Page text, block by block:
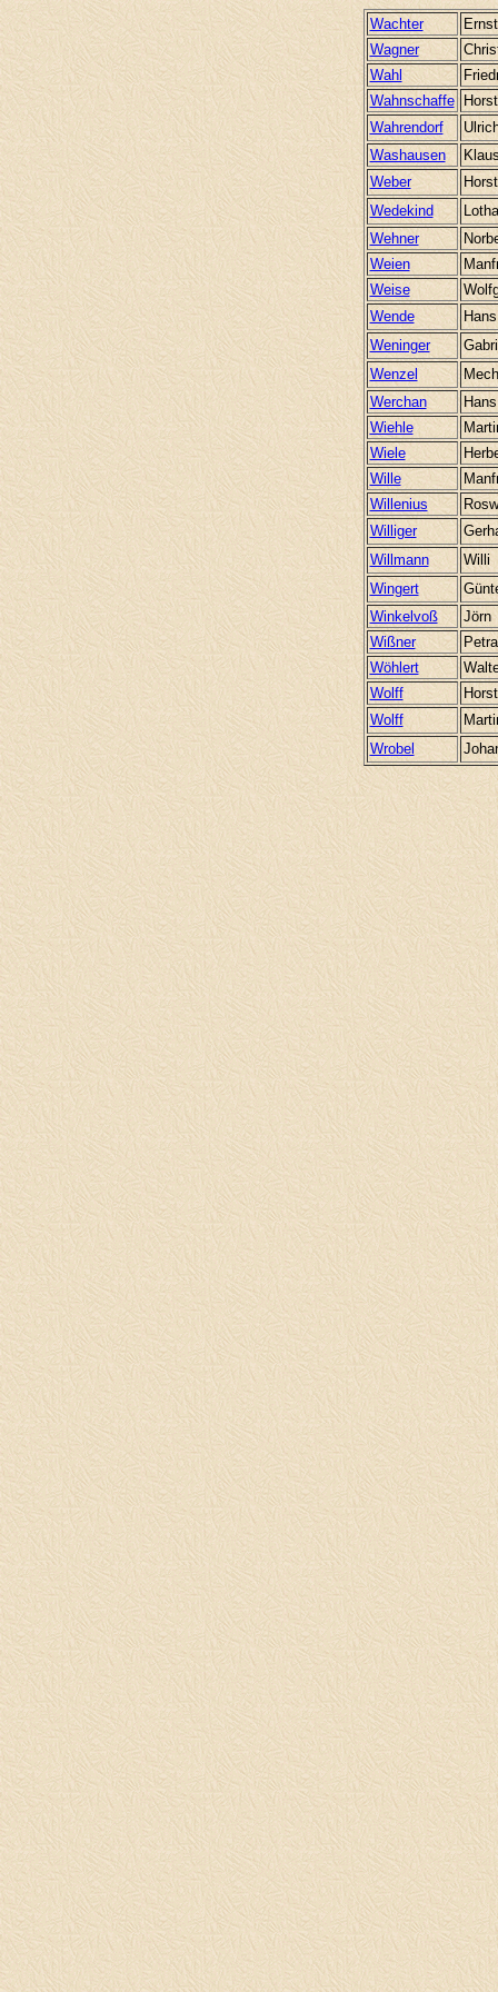
Wachter
Wagner
Wahl
Wahnschaffe
Horst
Wahrendorf
Washausen
Weber
Horst
Wedekind
Wehner
Weien
Weise
Wende
Weninger
Wenzel
Werchan
Hans
Wiehle
Wiele
Wille
Willenius
Williger
Willmann
Willi
Wingert
Winkelvoß
Jörn
Wißner
Petra
Wöhlert
Wolff
Wolff
Wrobel